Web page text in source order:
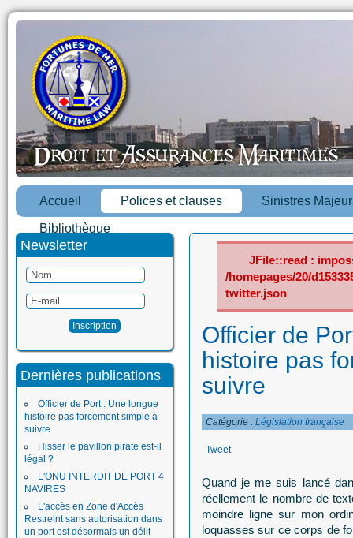
Accueil Polices et clauses Sinistres
Bibliothèque
Newsletter
Dernières publications
Officier de Port : Une longue
histoire pas forcement simple à
suivre
Hisser le pavillon pirate est-il
légal ?
L'ONU INTERDIT DE PORT 4
NAVIRES
L'accès en Zone d'Accès
Restreint sans autorisation dans
un port est désormais un délit
JFile::read :
/homepages/20/
twitter.json
Officier de
histoire pas
suivre
Catégorie : Législation française
Tweet
Quand je me suis lancé
réellement le nombre de
moindre ligne sur mon
loquasses sur ce corps de